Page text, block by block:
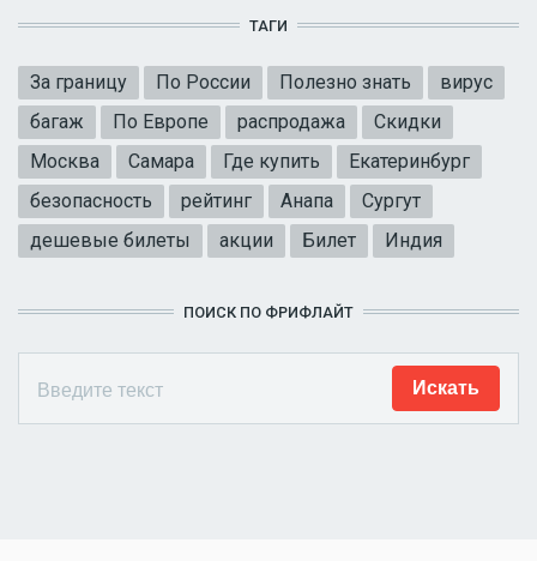
ТАГИ
За границу По России Полезно знать
вирус
багаж
По Европе распродажа
Скидки
Москва
Самара Где купить
Екатеринбург
безопасность
рейтинг Анапа
Сургут
дешевые билеты
акции Билет Индия
ПОИСК ПО ФРИФЛАЙТ